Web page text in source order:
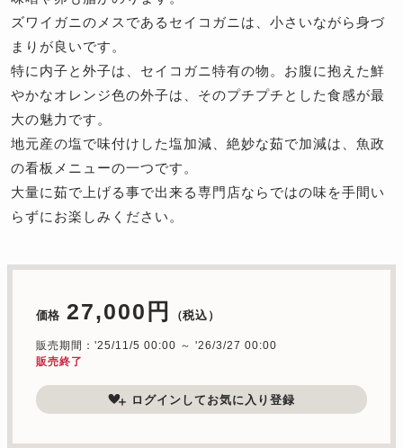
ズワイガニのメスであるセイコガニは、小さいながら身づ
まりが良いです。
特に内子と外子は、セイコガニ特有の物。お腹に抱えた鮮
やかなオレンジ色の外子は、そのプチプチとした食感が最
大の魅力です。
地元産の塩で味付けした塩加減、絶妙な茹で加減は、魚政
の看板メニューの一つです。
大量に茹で上げる事で出来る専門店ならではの味を手間い
らずにお楽しみください。
価格 27,000円 （税込）
販売期間：'25/11/5 00:00 ～ '26/3/27 00:00
販売終了
ログインしてお気に入り登録